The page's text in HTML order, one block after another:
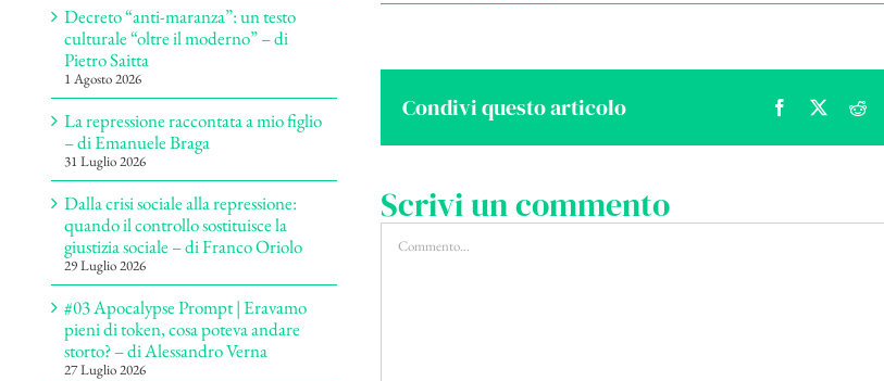
Condivi questo articolo Facebook
X
Scrivi un commento
Commento
Decreto “anti-maranza”: un testo
culturale “oltre il moderno” – di
Pietro Saitta
1 Agosto 2026
La repressione raccontata a mio figlio
– di Emanuele Braga
31 Luglio 2026
Dalla crisi sociale alla repressione:
quando il controllo sostituisce la
giustizia sociale – di Franco Oriolo
29 Luglio 2026
#03 Apocalypse Prompt | Eravamo
pieni di token, cosa poteva andare
storto? – di Alessandro Verna
27 Luglio 2026